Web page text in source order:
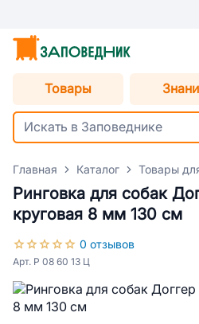
Товары
Главная Каталог Товары
Ринговка для собак
круговая 8 мм 130 см
0 отзывов
Арт. Р 08 60 13 Ц